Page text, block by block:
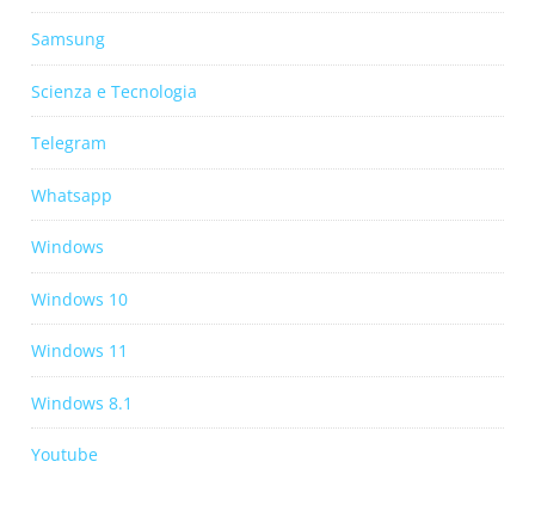
Samsung
Scienza e Tecnologia
Telegram
Whatsapp
Windows
Windows 10
Windows 11
Windows 8.1
Youtube